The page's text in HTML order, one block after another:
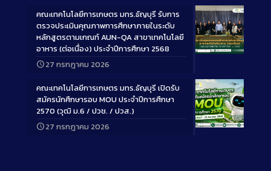
Long
คณะเทคโนโลยีการเกษตร มทร.ธัญบุรี รับการ
ตรวจประเมินคุณภาพการศึกษาภายในระดับ
หลักสูตรตามเกณฑ์ AUN-QA สาขาเทคโนโลยี
อาหาร (ต่อเนื่อง) ประจำปีการศึกษา 2568
27 กรกฎาคม 2026
Long
คณะเทคโนโลยีการเกษตร มทร.ธัญบุรี เปิดรับ
สมัครนักศึกษารอบ MOU ประจำปีการศึกษา
2570 (วุฒิ ม.6 / ปวช. / ปวส.)
27 กรกฎาคม 2026